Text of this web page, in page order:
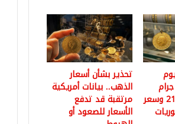
ذهب 24 و22 و21 وسعر
تحذير بشأن أسعار
الذهب.. بيانات أمريكية
مرتقبة قد تدفع
الأسعار للصعود أو